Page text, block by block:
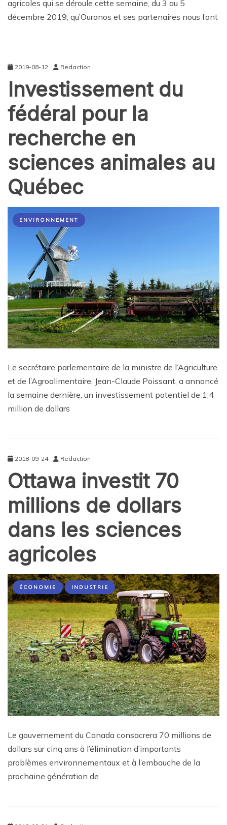
agricoles qui se déroule cette semaine, du 3 au 5
décembre 2019, qu’Ouranos et ses partenaires nous font
2019-08-12 Redaction
Investissement du
fédéral pour la
recherche en
sciences animales au
Québec
ENVIRONNEMENT
Le secrétaire parlementaire de la ministre de l’Agriculture
et de l’Agroalimentaire, Jean-Claude Poissant, a annoncé
la semaine dernière, un investissement potentiel de 1,4
million de dollars
2018-09-24 Redaction
Ottawa investit 70
millions de dollars
dans les sciences
agricoles
ÉCONOMIE INDUSTRIE
Le gouvernement du Canada consacrera 70 millions de
dollars sur cinq ans à l’élimination d’importants
problèmes environnementaux et à l’embauche de la
prochaine génération de